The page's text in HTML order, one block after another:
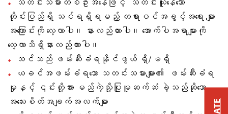
သတင်းသမားတစ်ဦးအနေဖြင့် သတင်းယူနေသော
တိုင်းပြည်ရှိ သင်ရရှိရမည့် တရားဝင်အခွင့်အရေး များ
အကြောင်းကို လေ့လာပါ။ နားလည်ထားပါ။ အောက်ပါအရာများကို
လေ့လာသိရှိနားလည်ထားပါ။
သင်သည် ဖမ်းဆီးခံရနိုင်ဖွယ် ရှိ/မရှိ
ယခင်အဖမ်းခံရသော သတင်းသမားများ၏ ဖမ်းဆီးခံရ
မှုနှင့် ၎င်းတို့အား မည်ကဲ့သို့ပြုမူဆက်ဆံ ခဲ့သည်ဆိုသော
အသေးစိတ်အချက်အလက်များ